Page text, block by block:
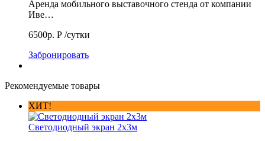
Аренда мобильного выставочного стенда от компании
Иве…
6500р. Р /сутки
Забронировать
Рекомендуемые товары
ХИТ!
Светодиодный экран 2х3м